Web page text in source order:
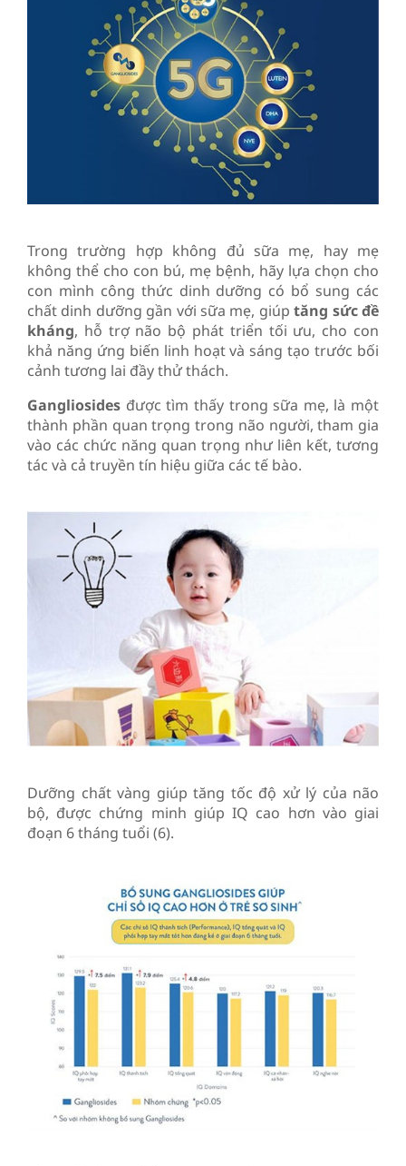
Trong trường hợp không đủ sữa mẹ, hay mẹ
không thể cho con bú, mẹ bệnh, hãy lựa chọn cho
con mình công thức dinh dưỡng có bổ sung các
chất dinh dưỡng gần với sữa mẹ, giúptăng sức đề
kháng, hỗ trợ não bộ phát triển tối ưu, cho con
khả năng ứng biến linh hoạt và sáng tạo trước bối
cảnh tương lai đầy thử thách.
Gangliosides được tìm thấy trong sữa mẹ, là một
thành phần quan trọng trong não người, tham gia
vào các chức năng quan trọng như liên kết, tương
tác và cả truyền tín hiệu giữa các tế bào.
Dưỡng chất vàng giúp tăng tốc độ xử lý của não
bộ, được chứng minh giúp IQ cao hơn vào giai
đoạn 6 tháng tuổi (6).